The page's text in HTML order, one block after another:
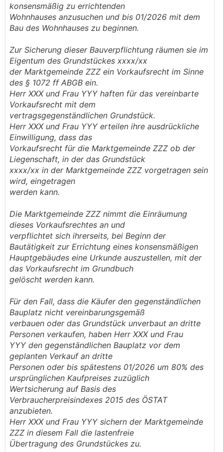
konsensmäßig zu errichtenden
Wohnhauses anzusuchen und bis 01/2026 mit dem
Bau des Wohnhauses zu beginnen.
Zur Sicherung dieser Bauverpflichtung räumen sie im
Eigentum des Grundstückes xxxx/xx
der Marktgemeinde ZZZ ein Vorkaufsrecht im Sinne
des § 1072 ff ABGB ein.
Herr XXX und Frau YYY haften für das vereinbarte
Vorkaufsrecht mit dem
vertragsgegenständlichen Grundstück.
Herr XXX und Frau YYY erteilen ihre ausdrückliche
Einwilligung, dass das
Vorkaufsrecht für die Marktgemeinde ZZZ ob der
Liegenschaft, in der das Grundstück
xxxx/xx in der Marktgemeinde ZZZ vorgetragen sein
wird, eingetragen
werden kann.
Die Marktgemeinde ZZZ nimmt die Einräumung
dieses Vorkaufsrechtes an und
verpflichtet sich ihrerseits, bei Beginn der
Bautätigkeit zur Errichtung eines konsensmäßigen
Hauptgebäudes eine Urkunde auszustellen, mit der
das Vorkaufsrecht im Grundbuch
gelöscht werden kann.
Für den Fall, dass die Käufer den gegenständlichen
Bauplatz nicht vereinbarungsgemäß
verbauen oder das Grundstück unverbaut an dritte
Personen verkaufen, haben Herr XXX und Frau
YYY den gegenständlichen Bauplatz vor dem
geplanten Verkauf an dritte
Personen oder bis spätestens 01/2026 um 80% des
ursprünglichen Kaufpreises zuzüglich
Wertsicherung auf Basis des
Verbraucherpreisindexes 2015 des ÖSTAT
anzubieten.
Herr XXX und Frau YYY sichern der Marktgemeinde
ZZZ in diesem Fall die lastenfreie
Übertragung des Grundstückes zu.